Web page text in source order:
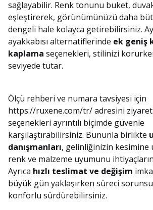
sağlayabilir. Renk tonunu buket,
eşleştirerek, görünümünüzü daha
dengeli hale kolayca getirebilirsiniz.
ayakkabısı alternatiflerinde ek geniş
kaplama seçenekleri, stilinizi
seviyede tutar.
Ölçü rehberi ve numara tavsiyesi için
https://ruxene.com/tr/ adresini
seçenekleri ayrıntılı biçimde güvenle
karşılaştırabilirsiniz. Bununla birlikte
danışmanları, gelinliğinizin kesimine
renk ve malzeme uyumunu
Ayrıca hızlı teslimat ve değişim
büyük gün yaklaşırken süreci
konforlu sürdürebilirsiniz.